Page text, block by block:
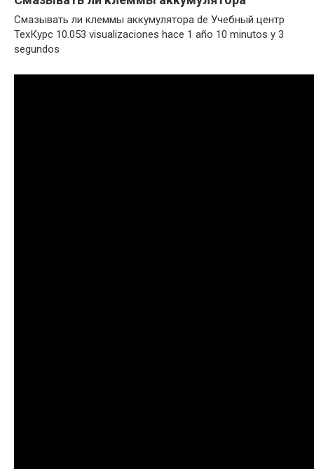
Смазывать ли клеммы аккумулятора de Учебный центр
ТехКурс 10.053 visualizaciones hace 1 año 10 minutos y 3
segundos